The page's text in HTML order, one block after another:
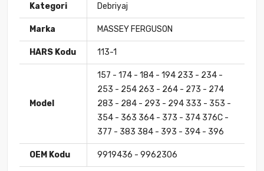
Kategori Debriyaj
Marka MASSEY FERGUSON
HARS Kodu 113-1
Model
157 - 174 - 184 - 194 233 - 234 -
253 - 254 263 - 264 - 273 - 274
283 - 284 - 293 - 294 333 - 353 -
354 - 363 364 - 373 - 374 376C -
377 - 383 384 - 393 - 394 - 396
OEM Kodu 9919436 - 9962306